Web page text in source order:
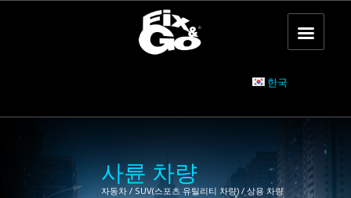
한국
자동차 / SUV(스포츠 유틸리티 차량) / 상용 차량
사륜 차량